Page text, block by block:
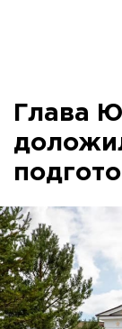
Глава